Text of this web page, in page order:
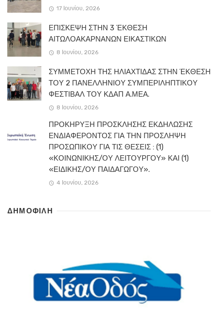
17 Ιουνίου, 2026
ΕΠΙΣΚΕΨΗ ΣΤΗΝ 3 ΈΚΘΕΣΗ
ΑΙΤΩΛΟΑΚΑΡΝΑΝΩΝ ΕΙΚΑΣΤΙΚΩΝ
8 Ιουνίου, 2026
ΣΥΜΜΕΤΟΧΗ ΤΗΣ ΗΛΙΑΧΤΙΔΑΣ ΣΤΗΝ ΈΚΘΕΣΗ
ΤΟΥ 2 ΠΑΝΕΛΛΗΝΙΟΥ ΣΥΜΠΕΡΙΛΗΠΤΙΚΟΥ
ΦΕΣΤΙΒΑΛ ΤΟΥ ΚΔΑΠ Α.ΜΕΑ.
8 Ιουνίου, 2026
ΠΡΟΚΗΡΥΞΗ ΠΡΟΣΚΛΗΣΗΣ ΕΚΔΗΛΩΣΗΣ
ΕΝΔΙΑΦΕΡΟΝΤΟΣ ΓΙΑ ΤΗΝ ΠΡΟΣΛΗΨΗ
ΠΡΟΣΩΠΙΚΟΥ ΓΙΑ ΤΙΣ ΘΕΣΕΙΣ : (1)
«ΚΟΙΝΩΝΙΚΗΣ/ΟΥ ΛΕΙΤΟΥΡΓΟΥ» ΚΑΙ (1)
«ΕΙΔΙΚΗΣ/ΟΥ ΠΑΙΔΑΓΩΓΟΥ».
4 Ιουνίου, 2026
ΔΗΜΟΦΙΛΗ